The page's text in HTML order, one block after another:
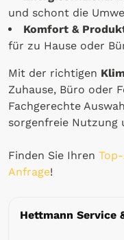
und schont die
Komfort &
für zu Hause oder
Mit der richtigen
Zuhause, Büro oder
Fachgerechte
sorgenfreie Nutzung
Finden Sie Ihren
Anfrage!
Hettmann Service